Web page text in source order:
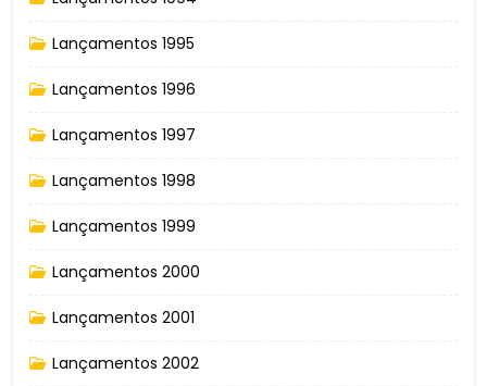
Lançamentos 1995
Lançamentos 1996
Lançamentos 1997
Lançamentos 1998
Lançamentos 1999
Lançamentos 2000
Lançamentos 2001
Lançamentos 2002